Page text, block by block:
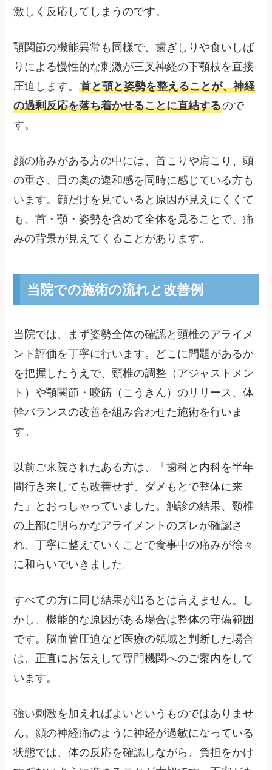
激しく反応してしまうのです。
顎関節の機能異常も同様で、歯ぎしりや食いしば
りによる慢性的な刺激が三叉神経の下顎枝を直接
圧迫します。首と顎と姿勢を整えることが、神経
の過剰反応を落ち着かせることに直結するので
す。
顔の痛みがある方の中には、首こりや肩こり、頭
の重さ、目の奥の違和感を同時に感じている方も
います。顔だけを見ていると原因が見えにくくて
も、首・顎・姿勢を含めて全体を見ることで、痛
みの背景が見えてくることがあります。
当院での施術の流れと改善例
当院では、まず姿勢全体の確認と頸椎のアライメ
ント評価を丁寧に行います。どこに問題があるか
を把握したうえで、頸椎の調整（アジャストメン
ト）や顎関節・咬筋（こうきん）のリリース、体
幹バランスの改善を組み合わせた施術を行いま
す。
以前ご来院されたある方は、「歯科と内科を半年
間行き来しても改善せず、ダメもとで整体に来
た」とおっしゃっていました。触診の結果、頸椎
の上部に明らかなアライメントのズレが確認さ
れ、丁寧に整えていくことで食事中の痛みが徐々
に和らいでいきました。
すべての方に同じ結果が出るとは言えません。し
かし、機能的な原因がある場合は整体の守備範囲
です。脳血管圧迫など医療の領域と判断した場合
は、正直にお伝えして専門機関へのご案内をして
います。
強い刺激を加えればよいというものではありませ
ん。顔の神経痛のように神経が過敏になっている
状態では、体の反応を確認しながら、負担をかけ